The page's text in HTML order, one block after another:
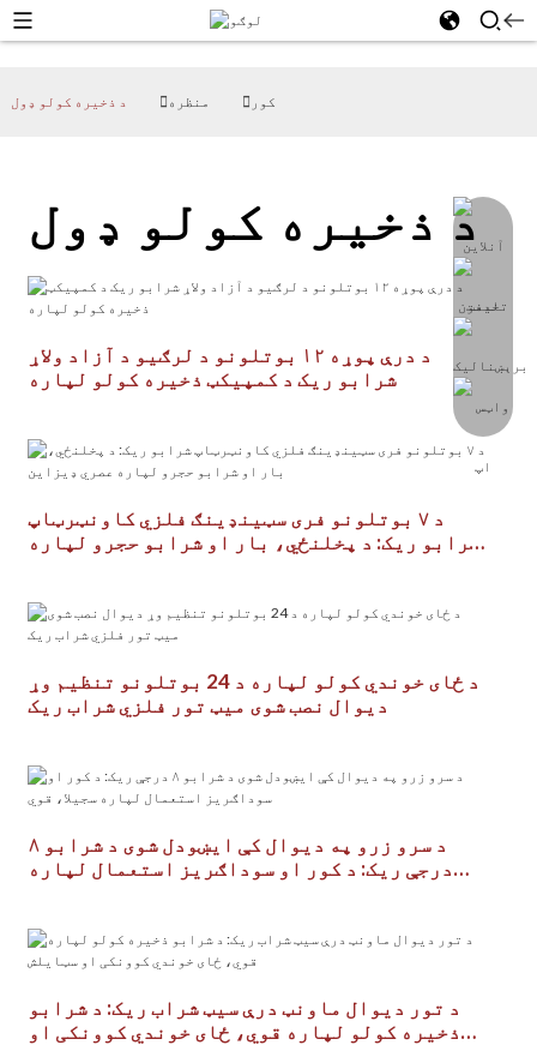
کور منظره د ذخیره کولو ډول
د ذخیره کولو ډول
د درې پوړه ۱۲ بوتلونو د لرګیو د آزاد ولاړ
شرابو ریک د کمپیکټ ذخیره کولو لپاره
د ۷ بوتلونو فری سټینډینګ فلزي کاونټرټاپ
شرابو ریک: د پخلنځي، بار او شرابو حجرو لپاره
د ځای خوندي کولو لپاره د 24 بوتلونو تنظیم وړ
دیوال نصب شوی میټ تور فلزي شراب ریک
د سرو زرو په دیوال کې ایښودل شوی د شرابو ۸
درجې ریک: د کور او سوداګریز استعمال لپاره
د تور دیوال ماونټ درې سیټ شراب ریک: د شرابو
ذخیره کولو لپاره قوي، ځای خوندي کوونکی او